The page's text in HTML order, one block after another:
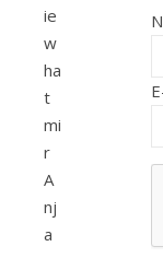
ie
w
ha
t
mi
r
A
nj
a